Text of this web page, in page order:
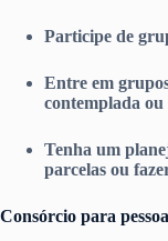
Participe de
Entre em
contemplada ou
Tenha um
parcelas ou
Consórcio para